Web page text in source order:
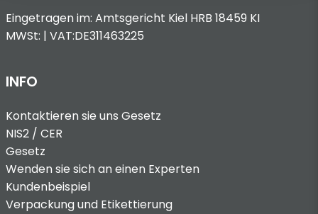
Eingetragen im: Amtsgericht Kiel HRB 18459 KI
MWSt: | VAT:DE311463225
INFO
Kontaktieren sie uns Gesetz
NIS2 / CER
Gesetz
Wenden sie sich an einen Experten
Kundenbeispiel
Verpackung und Etikettierung